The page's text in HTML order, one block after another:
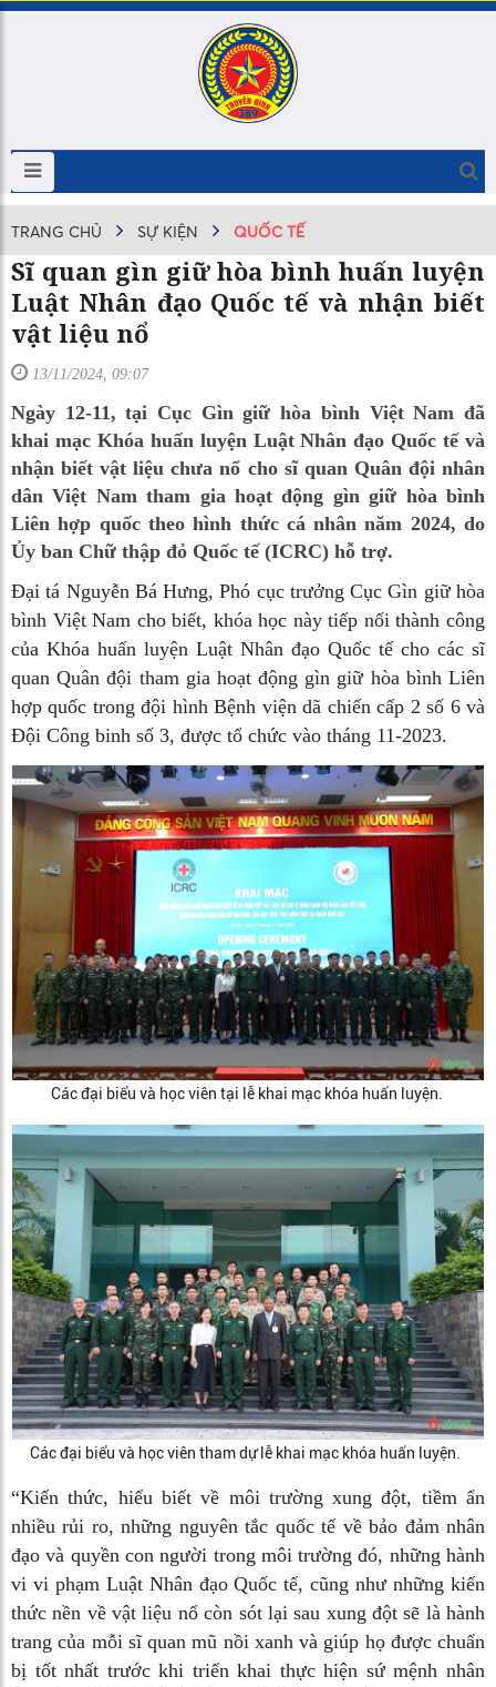
TRANG CHỦ SỰ KIỆN QUỐC TẾ
Sĩ quan gìn giữ hòa bình huấn luyện
Luật Nhân đạo Quốc tế và nhận biết
vật liệu nổ
13/11/2024, 09:07
Ngày 12-11, tại Cục Gìn giữ hòa bình Việt Nam đã
khai mạc Khóa huấn luyện Luật Nhân đạo Quốc tế và
nhận biết vật liệu chưa nổ cho sĩ quan Quân đội nhân
dân Việt Nam tham gia hoạt động gìn giữ hòa bình
Liên hợp quốc theo hình thức cá nhân năm 2024, do
Ủy ban Chữ thập đỏ Quốc tế (ICRC) hỗ trợ.
Đại tá Nguyễn Bá Hưng, Phó cục trưởng Cục Gìn giữ hòa
bình Việt Nam cho biết, khóa học này tiếp nối thành công
của Khóa huấn luyện Luật Nhân đạo Quốc tế cho các sĩ
quan Quân đội tham gia hoạt động gìn giữ hòa bình Liên
hợp quốc trong đội hình Bệnh viện dã chiến cấp 2 số 6 và
Đội Công binh số 3, được tổ chức vào tháng 11-2023.
Các đại biểu và học viên tại lễ khai mạc khóa huấn luyện.
Các đại biểu và học viên tham dự lễ khai mạc khóa huấn luyện.
“Kiến thức, hiểu biết về môi trường xung đột, tiềm ẩn
nhiều rủi ro, những nguyên tắc quốc tế về bảo đảm nhân
đạo và quyền con người trong môi trường đó, những hành
vi vi phạm Luật Nhân đạo Quốc tế, cũng như những kiến
thức nền về vật liệu nổ còn sót lại sau xung đột sẽ là hành
trang của mỗi sĩ quan mũ nồi xanh và giúp họ được chuẩn
bị tốt nhất trước khi triển khai thực hiện sứ mệnh nhân